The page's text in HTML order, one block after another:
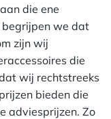
die ene
begrijpen we dat
zijn wij
die
wij rechtstreeks
bieden die
adviesprijzen. Zo